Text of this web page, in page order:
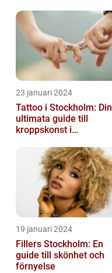
23 januari 2024
Tattoo i Stockholm: Din
ultimata guide till
kroppskonst i
19 januari 2024
Fillers Stockholm: En
guide till skönhet och
förnyelse